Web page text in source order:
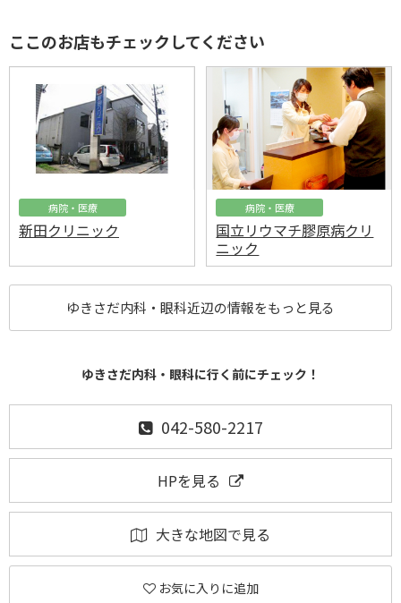
ここのお店もチェックしてください
病院・医療
新田クリニック
病院・医療
国立リウマチ膠原病クリ
ニック
ゆきさだ内科・眼科近辺の情報をもっと見る
ゆきさだ内科・眼科に行く前にチェック！
042-580-2217
HPを見る
大きな地図で見る
お気に入りに追加